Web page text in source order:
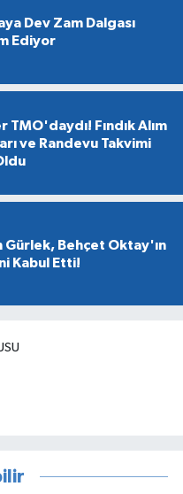
Dev Zam Dalgası
Ediyor
TMO'daydı! Fındık Alım
ve Randevu Takvimi
Gürlek, Behçet Oktay'ın
Kabul Etti!